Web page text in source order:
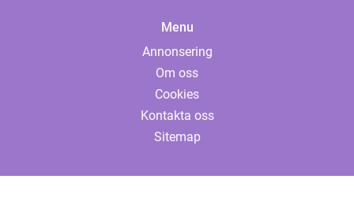
Menu
Annonsering
Om oss
Cookies
Kontakta oss
Sitemap